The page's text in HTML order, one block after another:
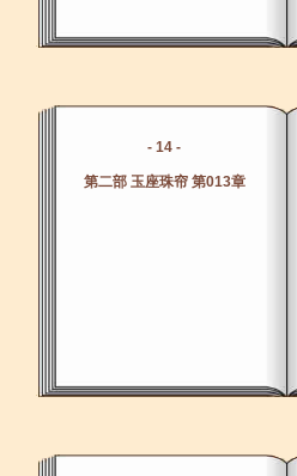
- 14 -
第二部 玉座珠帘 第013章